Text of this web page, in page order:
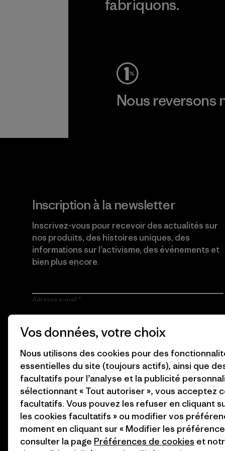
fabriquons.
Nous reversons
Inscription à la newsletter
Inscrivez-vous pour recevoir des actualités sur
nos produits, des histoires uniques, des
informations sur l’activisme, des événements et
bien plus encore.
Adresse e-mail
En cliquant sur le bouton S’inscrire, j’accepte que Patagonia
utilise mon adresse e-mail pour m’envoyer des e-mails
sensibilisation à l’activisme, les informations sur les événements
et autres, conformément à laPolitique de confidentialitéde
Patagonia.
S’inscrire
Vos données, votre choix
Nous utilisons des cookies pour des
essentielles du site (toujours actifs), ainsi que
facultatifs pour l’analyse et la publicité
sélectionnant « Tout autoriser », vous acceptez
facultatifs. Vous pouvez les refuser en cliquant
les cookies facultatifs » ou modifier vos
moment en cliquant sur « Modifier les
consulter la page Préférences de cookies et